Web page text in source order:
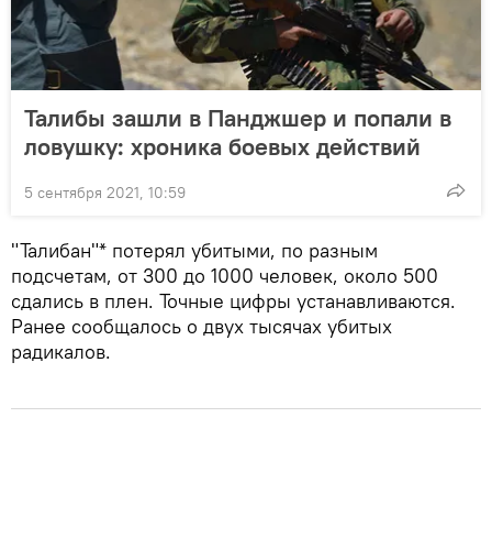
Талибы зашли в Панджшер и попали в
ловушку: хроника боевых действий
5 сентября 2021, 10:59
"Талибан"* потерял убитыми, по разным
подсчетам, от 300 до 1000 человек, около 500
сдались в плен. Точные цифры устанавливаются.
Ранее сообщалось о двух тысячах убитых
радикалов.